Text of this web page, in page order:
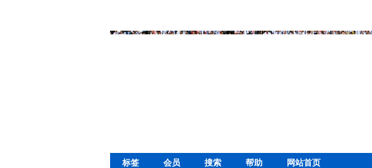
标签 会员 搜索 帮助 网站首页